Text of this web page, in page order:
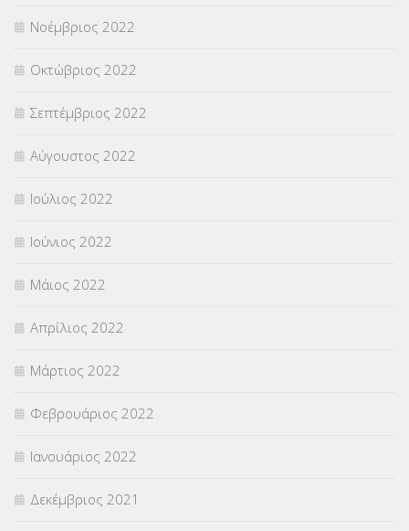
Νοέμβριος 2022
Οκτώβριος 2022
Σεπτέμβριος 2022
Αύγουστος 2022
Ιούλιος 2022
Ιούνιος 2022
Μάιος 2022
Απρίλιος 2022
Μάρτιος 2022
Φεβρουάριος 2022
Ιανουάριος 2022
Δεκέμβριος 2021